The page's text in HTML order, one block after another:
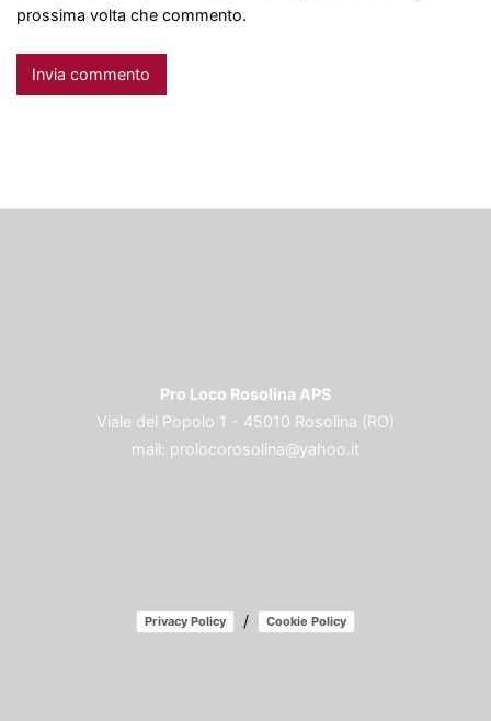
prossima volta che commento.
Pro Loco Rosolina APS
Viale del Popolo 1 - 45010 Rosolina (RO)
mail: prolocorosolina@yahoo.it
Privacy Policy / Cookie Policy